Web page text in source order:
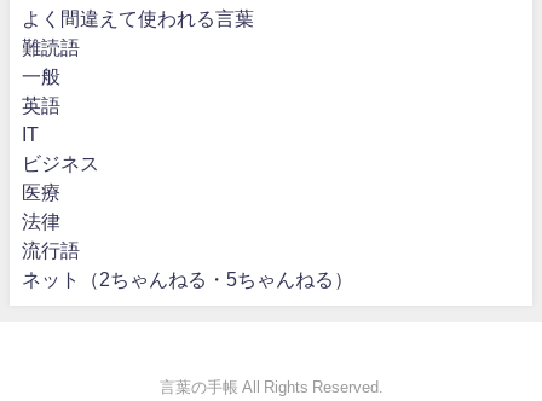
よく間違えて使われる言葉
難読語
一般
英語
IT
ビジネス
医療
法律
流行語
ネット（2ちゃんねる・5ちゃんねる）
言葉の手帳 All Rights Reserved.